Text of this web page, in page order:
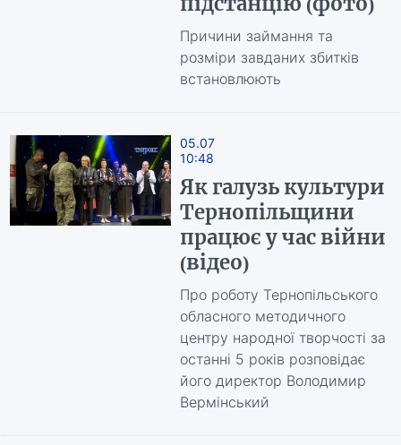
Причини займання та
розміри завданих збитків
встановлюють
05.07
10:48
Як галузь культури
Тернопільщини
працює у час війни
(відео)
Про роботу Тернопільського
обласного методичного
центру народної творчості за
останні 5 років розповідає
його директор Володимир
Вермінський